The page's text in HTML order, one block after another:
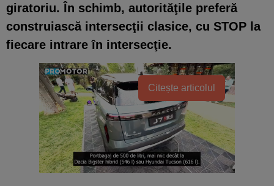
giratoriu. În schimb, autorităţile preferă
construiască intersecţii clasice, cu STOP la
fiecare intrare în intersecţie.
Citește articolul